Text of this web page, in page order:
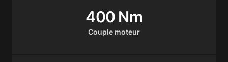
Couple moteur
400 Nm